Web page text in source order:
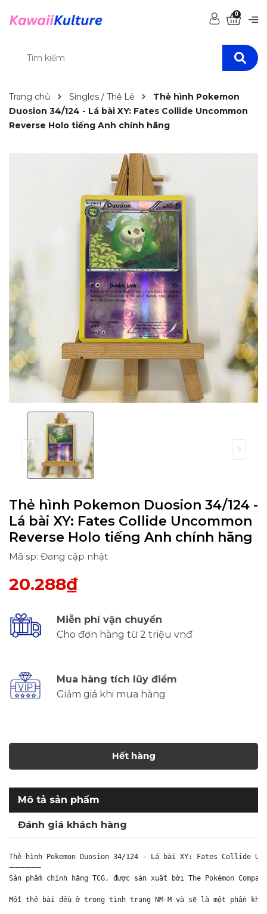
0
Trang chủ Singles / Thẻ Lẻ
Thẻ hình Pokemon
Duosion 34/124 - Lá bài XY: Fates Collide Uncommon
Reverse Holo tiếng Anh chính hãng
Thẻ hình Pokemon Duosion 34/124 -
Lá bài XY: Fates Collide Uncommon
Reverse Holo tiếng Anh chính hãng
Mã sp: Đang cập nhật
20.288₫
Miễn phí vận chuyển
Cho đơn hàng từ 2 triệu vnđ
Mua hàng tích lũy điểm
Giảm giá khi mua hàng
Hết hàng
Mô tả sản phẩm
Đánh giá khách hàng
Thẻ hình Pokemon Duosion 34/124 - Lá bài XY: Fates Collide
➖➖➖➖➖➖
Sản phẩm chính hãng TCG, được sản xuất bởi The Pokémon
Mỗi thẻ bài đều ở trong tình trạng NM-M và sẽ là một phần